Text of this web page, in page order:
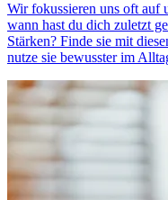
Wir fokussieren uns oft auf
wann hast du dich zuletzt
Stärken? Finde sie mit
nutze sie bewusster im